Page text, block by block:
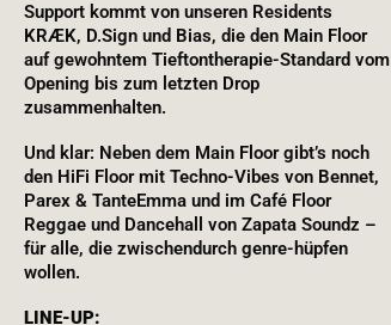
Support kommt von unseren Residents
KRÆK, D.Sign und Bias, die den Main Floor
auf gewohntem Tieftontherapie-Standard vom
Opening bis zum letzten Drop
zusammenhalten.
Und klar: Neben dem Main Floor gibt’s noch
den HiFi Floor mit Techno-Vibes von Bennet,
Parex & TanteEmma und im Café Floor
Reggae und Dancehall von Zapata Soundz –
für alle, die zwischendurch genre-hüpfen
wollen.
LINE-UP: